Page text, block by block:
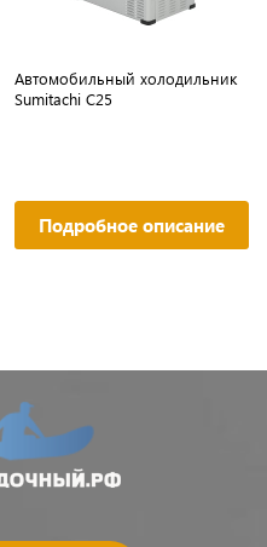
Автомобильный холодильник
Sumitachi C25
Подробное описание